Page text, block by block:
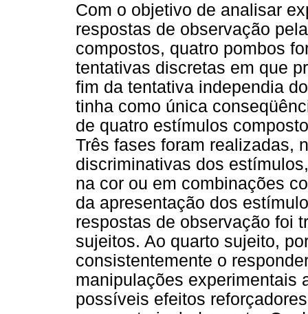
Com o objetivo de analisar
respostas de observação
compostos, quatro pombos
tentativas discretas em que
fim da tentativa independia
tinha como única
de quatro estímulos
Três fases foram realizadas,
discriminativas dos
na cor ou em combinações
da apresentação dos
respostas de observação foi
sujeitos. Ao quarto sujeito,
consistentemente o
manipulações experimentais
possíveis efeitos